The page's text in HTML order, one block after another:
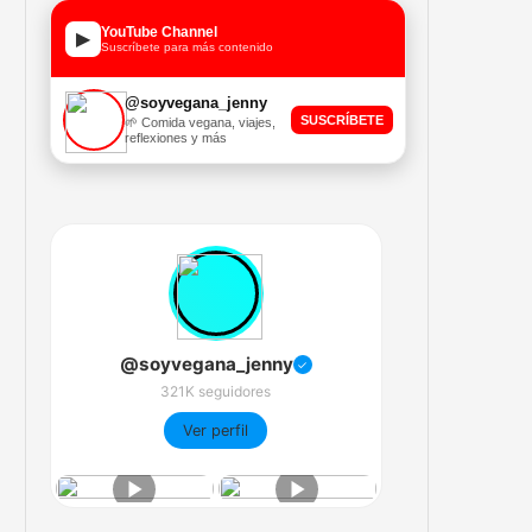
▶ YouTube Channel
Suscríbete para más contenido
@soyvegana_jenny
🌱 Comida vegana, viajes,
reflexiones y más
SUSCRÍBETE
@soyvegana_jenny ✓
321K seguidores
Ver perfil